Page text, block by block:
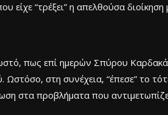
είχε “τρέξει” η απελθούσα
πως επί ημερών Σπύρου
Ωστόσο, στη συνέχεια, “έπεσε” το
στα προβλήματα που